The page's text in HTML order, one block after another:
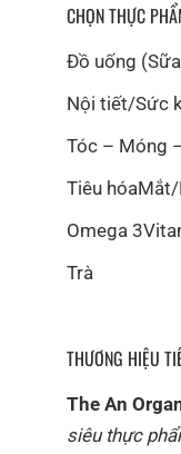
CHỌN THỰC
Đồ uống
Nội tiết/Sức
Tóc – Móng
Tiêu hóaMắt/
Omega 3
Trà
THƯƠNG HIỆU
The An
siêu thực